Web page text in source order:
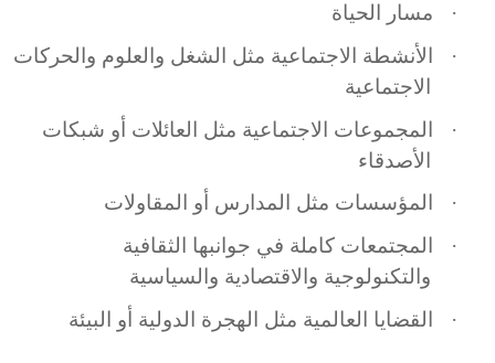
·
مسار الحياة
·
الأنشطة الاجتماعية مثل الشغل والعلوم والحركات
الاجتماعية
·
المجموعات الاجتماعية مثل العائلات أو شبكات
الأصدقاء
·
المؤسسات مثل المدارس أو المقاولات
·
المجتمعات كاملة في جوانبها الثقافية
والتكنولوجية والاقتصادية والسياسية
·
القضايا العالمية مثل الهجرة الدولية أو البيئة